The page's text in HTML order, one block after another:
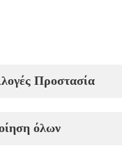
ΑΦΗΣΤΕ
Προστασία
όλων